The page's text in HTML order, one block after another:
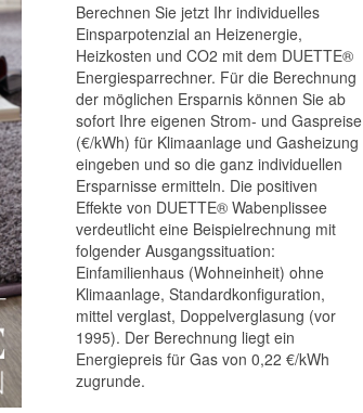
Berechnen Sie jetzt Ihr individuelles
Einsparpotenzial an Heizenergie,
Heizkosten und CO2 mit dem DUETTE®
Energiesparrechner. Für die Berechnung
der möglichen Ersparnis können Sie ab
sofort Ihre eigenen Strom- und Gaspreise
(€/kWh) für Klimaanlage und Gasheizung
eingeben und so die ganz individuellen
Ersparnisse ermitteln. Die positiven
Effekte von DUETTE® Wabenplissee
verdeutlicht eine Beispielrechnung mit
folgender Ausgangssituation:
Einfamilienhaus (Wohneinheit) ohne
Klimaanlage, Standardkonfiguration,
mittel verglast, Doppelverglasung (vor
1995). Der Berechnung liegt ein
Energiepreis für Gas von 0,22 €/kWh
zugrunde.